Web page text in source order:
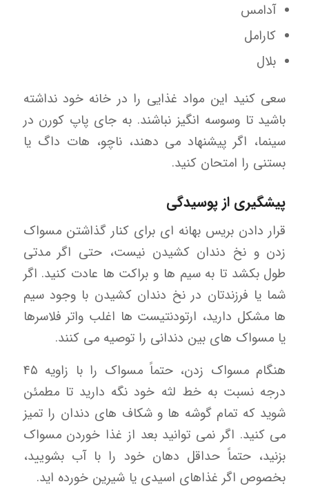
آدامس
کارامل
بلال
سعی کنید این مواد غذایی را در خانه خود نداشته
باشید تا وسوسه انگیز نباشند. به جای پاپ کورن در
سینما، اگر پیشنهاد می دهند، ناچو، هات داگ یا
بستنی را امتحان کنید.
پیشگیری از پوسیدگی
قرار دادن بریس بهانه ای برای کنار گذاشتن مسواک
زدن و نخ دندان کشیدن نیست، حتی اگر مدتی
طول بکشد تا به سیم ها و براکت ها عادت کنید. اگر
شما یا فرزندتان در نخ دندان کشیدن با وجود سیم
ها مشکل دارید، ارتودنتیست ها اغلب واتر فلاسرها
یا مسواک های بین دندانی را توصیه می کنند.
هنگام مسواک زدن، حتماً مسواک را با زاویه ۴۵
درجه نسبت به خط لثه خود نگه دارید تا مطمئن
شوید که تمام گوشه ها و شکاف های دندان را تمیز
می کنید. اگر نمی توانید بعد از غذا خوردن مسواک
بزنید، حتماً حداقل دهان خود را با آب بشویید،
بخصوص اگر غذاهای اسیدی یا شیرین خورده اید.